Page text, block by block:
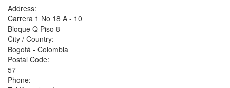
Address:
Carrera 1 No 18 A - 10
Bloque Q Piso 8
City / Country:
Bogotá - Colombia
Postal Code:
57
Phone: